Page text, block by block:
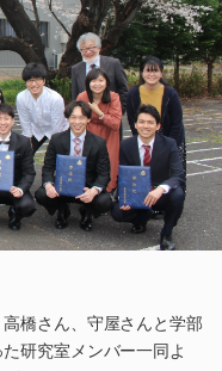
橋さん、守屋さんと学部
研究室メンバー一同よ